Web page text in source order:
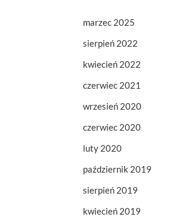
marzec 2025
sierpień 2022
kwiecień 2022
czerwiec 2021
wrzesień 2020
czerwiec 2020
luty 2020
październik 2019
sierpień 2019
kwiecień 2019